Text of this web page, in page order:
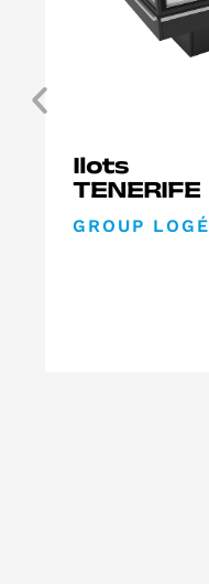
Ilots
TENERIFE
GROUP LOGÉ